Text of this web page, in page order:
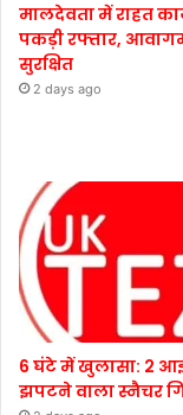
मालदेवता में राहत
पकड़ी रफ्तार,
सुरक्षित
2 days ago
6 घंटे में खुलासा: 2
झपटने वाला स्नैचर